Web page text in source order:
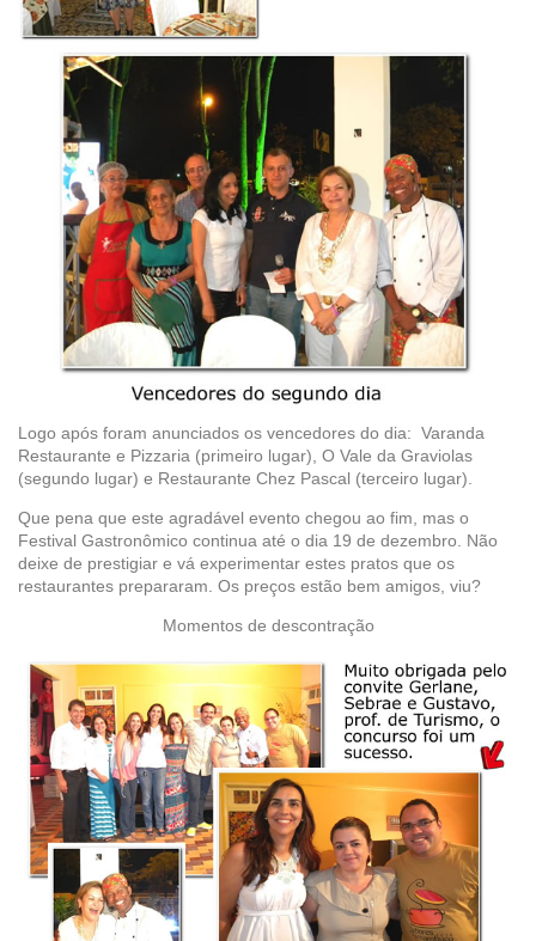
Logo após foram anunciados os vencedores do dia: Varanda
Restaurante e Pizzaria (primeiro lugar), O Vale da Graviolas
(segundo lugar) e Restaurante Chez Pascal (terceiro lugar).
Que pena que este agradável evento chegou ao fim, mas o
Festival Gastronômico continua até o dia 19 de dezembro. Não
deixe de prestigiar e vá experimentar estes pratos que os
restaurantes prepararam. Os preços estão bem amigos, viu?
Momentos de descontração